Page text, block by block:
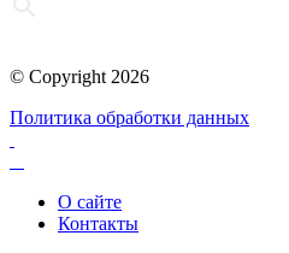
© Copyright 2026
Политика обработки данных
О сайте
Контакты